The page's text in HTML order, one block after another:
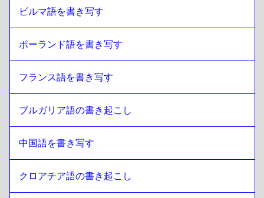
ビルマ語を書き写す
ポーランド語を書き写す
フランス語を書き写す
ブルガリア語の書き起こし
中国語を書き写す
クロアチア語の書き起こし